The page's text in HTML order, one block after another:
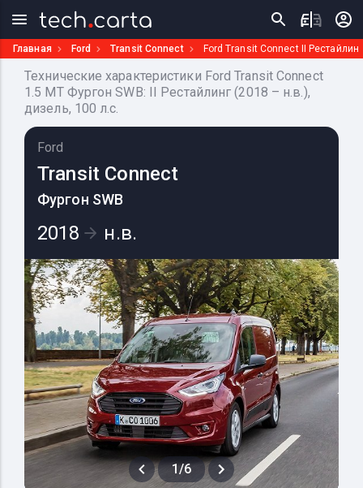
Главная Ford Transit Connect Ford Transit Connect II Рестайлинг
Технические характеристики Ford Transit Connect
1.5 MT Фургон SWB: II Рестайлинг (2018 – н.в.),
дизель, 100 л.с.
Ford
Transit Connect
Фургон SWB
2018 н.в.
1/6